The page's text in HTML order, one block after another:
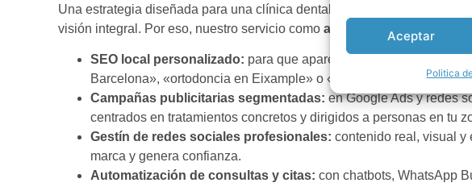
Aceptar
Politica
Una estrategia diseñada para una clínica dental no puede basarse en
visión integral. Por eso, nuestro servicio como agencia para dentistas
SEO local personalizado: para que aparezcas en Google
Barcelona», «ortodoncia en Eixample» o «urgencias dentales
Campañas publicitarias segmentadas: en Google Ads y redes
centrados en tratamientos concretos y dirigidos a personas en tu
Gestín de redes sociales profesionales: contenido real, visual y
marca y genera confianza.
Automatización de consultas y citas: con chatbots, WhatsApp